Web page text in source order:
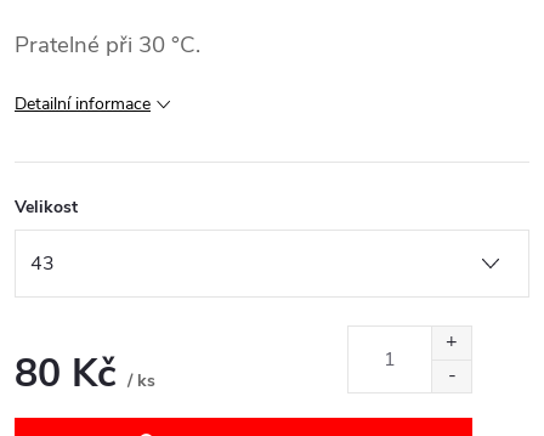
Pratelné při 30 °C.
Detailní informace
Velikost
80 Kč / ks